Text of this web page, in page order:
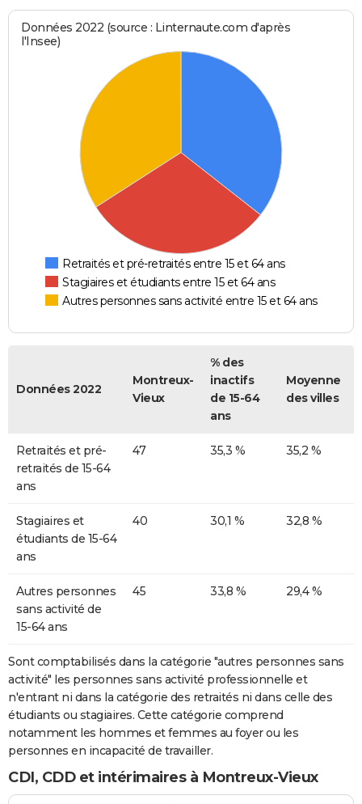
Données 2022 (source : Linternaute.com d'après
l'Insee)
Retraités et pré-retraités entre 15 et 64 ans
Stagiaires et étudiants entre 15 et 64 ans
Autres personnes sans activité entre 15 et 64 ans
Données 2022
Montreux-
Vieux
% des
inactifs
de 15-64
ans
Moyenne
des villes
Retraités et pré-
retraités de 15-64
ans
47 35,3 % 35,2 %
Stagiaires et
étudiants de 15-64
ans
40 30,1 % 32,8 %
Autres personnes
sans activité de
15-64 ans
45 33,8 % 29,4 %
Sont comptabilisés dans la catégorie "autres personnes sans
activité" les personnes sans activité professionnelle et
n'entrant ni dans la catégorie des retraités ni dans celle des
étudiants ou stagiaires. Cette catégorie comprend
notamment les hommes et femmes au foyer ou les
personnes en incapacité de travailler.
CDI, CDD et intérimaires à Montreux-Vieux